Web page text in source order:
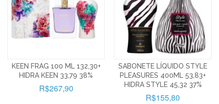
KEEN FRAG 100 ML 132,30+
HIDRA KEEN 33,79 38%
R$267,90
SABONETE LÍQUIDO STYLE
PLEASURES 400ML 53,83+
HIDRA STYLE 45,32 37%
R$155,80